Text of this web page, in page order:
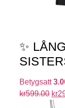
✨
Betygsatt
kr599.00 kr